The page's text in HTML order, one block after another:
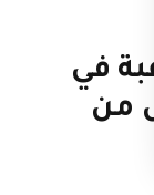
في
من